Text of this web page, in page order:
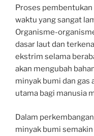
Proses
waktu yang sangat
Organisme-
dasar laut dan
ekstrim selama
akan mengubah
minyak bumi dan gas
utama bagi manusia
Dalam
minyak bumi